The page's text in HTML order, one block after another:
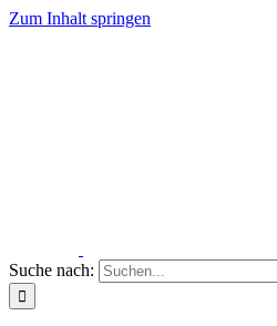
Zum Inhalt springen
Suche nach: